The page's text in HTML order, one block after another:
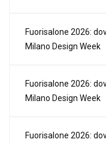
Fuorisalone 2026:
Milano Design Week
Fuorisalone 2026:
Milano Design Week
Fuorisalone 2026: